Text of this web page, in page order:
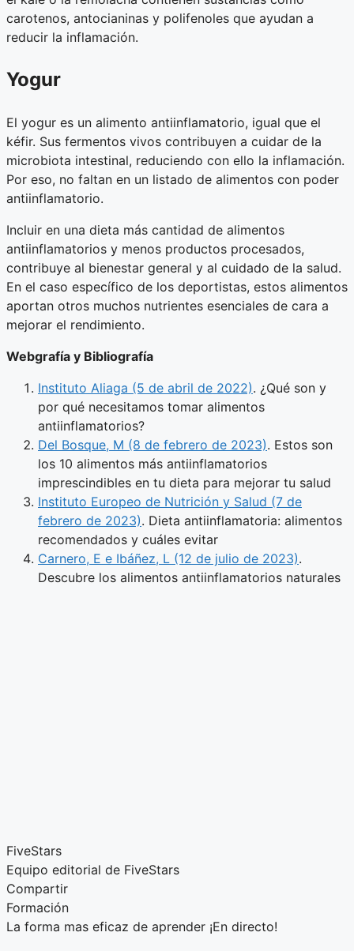
carotenos, antocianinas y polifenoles que ayudan a
reducir la inflamación.
Yogur
El yogur es un alimento antiinflamatorio, igual que el
kéfir. Sus fermentos vivos contribuyen a cuidar de la
microbiota intestinal, reduciendo con ello la inflamación.
Por eso, no faltan en un listado de alimentos con poder
antiinflamatorio.
Incluir en una dieta más cantidad de alimentos
antiinflamatorios y menos productos procesados,
contribuye al bienestar general y al cuidado de la salud.
En el caso específico de los deportistas, estos alimentos
aportan otros muchos nutrientes esenciales de cara a
mejorar el rendimiento.
Webgrafía y Bibliografía
Instituto Aliaga (5 de abril de 2022). ¿Qué son y
por qué necesitamos tomar alimentos
antiinflamatorios?
Del Bosque, M (8 de febrero de 2023). Estos son
los 10 alimentos más antiinflamatorios
imprescindibles en tu dieta para mejorar tu salud
Instituto Europeo de Nutrición y Salud (7 de
febrero de 2023). Dieta antiinflamatoria: alimentos
recomendados y cuáles evitar
Carnero, E e Ibáñez, L (12 de julio de 2023).
Descubre los alimentos antiinflamatorios naturales
FiveStars
Equipo editorial de FiveStars
Compartir
Formación
La forma mas eficaz de aprender ¡En directo!